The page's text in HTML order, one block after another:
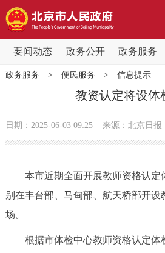
要闻动态 政务公开 政务服务
要闻动态
党中央精神 国务院信息
政务公开
政务服务 > 便民服务 > 信息提示
教资认定将设体
日期：2025-06-03 09:25 来源：北京日报
本市近期全面开展教师资格认定
别在丰台部、马甸部、航天桥部开设
场。
根据市体检中心教师资格认定体